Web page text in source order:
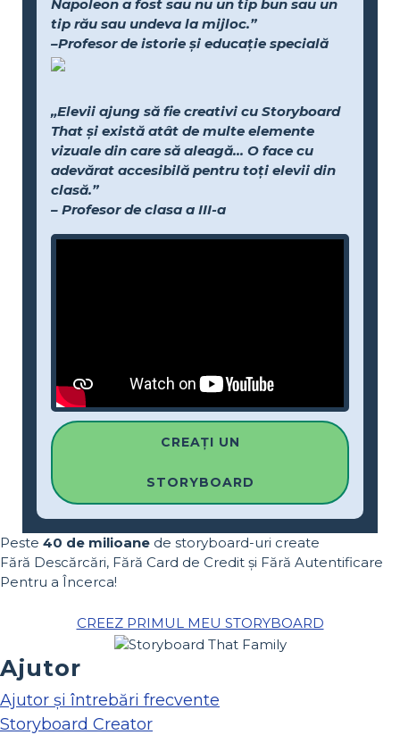
Napoleon a fost sau nu un tip bun sau un
tip rău sau undeva la mijloc.”
–Profesor de istorie și educație specială
„Elevii ajung să fie creativi cu Storyboard
That și există atât de multe elemente
vizuale din care să aleagă... O face cu
adevărat accesibilă pentru toți elevii din
clasă.”
– Profesor de clasa a III-a
CREAȚI UN
STORYBOARD
Peste 40 de milioane de storyboard-uri create
Fără Descărcări, Fără Card de Credit și Fără Autentificare
Pentru a Încerca!
CREEZ PRIMUL MEU STORYBOARD
Ajutor
Ajutor și întrebări frecvente
Storyboard Creator